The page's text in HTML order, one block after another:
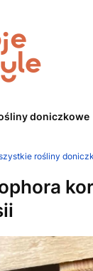
doniczkowe
rośliny